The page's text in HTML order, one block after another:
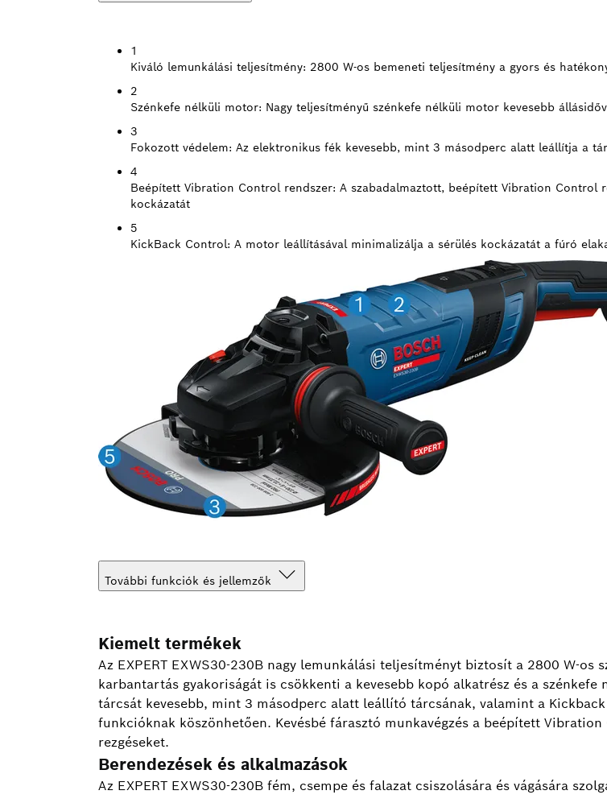
1
Kiváló lemunkálási teljesítmény: 2800 W-os bemeneti teljesítmény a gyors és
2
Szénkefe nélküli motor: Nagy teljesítményű szénkefe nélküli motor kevesebb
3
Fokozott védelem: Az elektronikus fék kevesebb, mint 3 másodperc alatt leállítja a
4
Beépített Vibration Control rendszer: A szabadalmaztott, beépített Vibration Control
kockázatát
5
KickBack Control: A motor leállításával minimalizálja a sérülés kockázatát a fúró
További funkciók és jellemzők
Kiemelt termékek
Az EXPERT EXWS30-230B nagy lemunkálási teljesítményt biztosít a 2800 W-
karbantartás gyakoriságát is csökkenti a kevesebb kopó alkatrész és a
tárcsát kevesebb, mint 3 másodperc alatt leállító tárcsának, valamint a
funkcióknak köszönhetően. Kevésbé fárasztó munkavégzés a beépített
rezgéseket.
Berendezések és alkalmazások
Az EXPERT EXWS30-230B fém, csempe és falazat csiszolására és vágására